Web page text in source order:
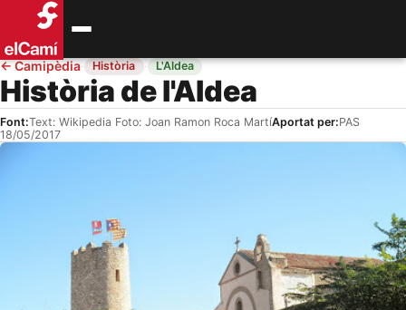
←Camipèdia· Història · L'Aldea
Història de l'Aldea
Font:Text: Wikipedia Foto: Joan Ramon Roca MartíAportat per:PAS
18/05/2017